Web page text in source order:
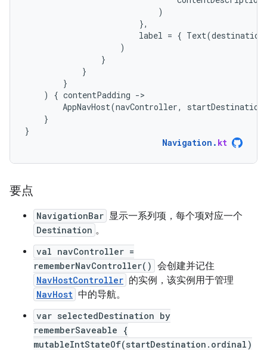
)
},
label = { Text(destination
)
}
}
}
)
{ contentPadding -
AppNavHost(navController, startDestination
}
}
Navigation . kt
要点
NavigationBar 显示一系列项，每个项对应一个
Destination 。
val navController =
rememberNavController() 会创建并记住
NavHostController 的实例，该实例用于管理
NavHost 中的导航。
var selectedDestination by
rememberSaveable {
mutableIntStateOf(startDestination.ordinal)